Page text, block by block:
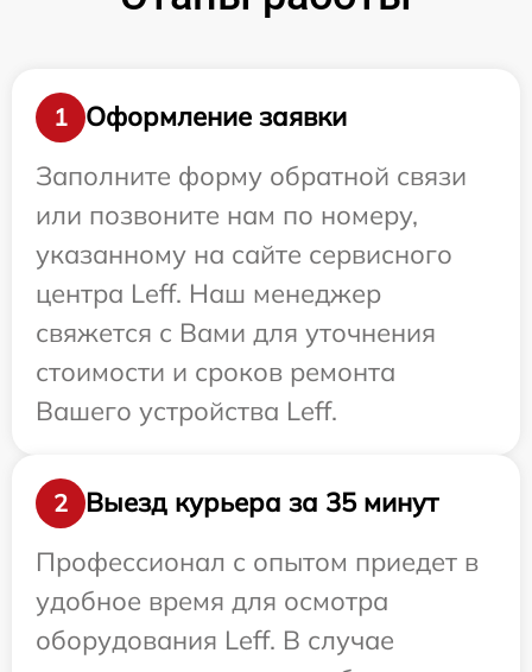
1
Оформление заявки
Заполните форму обратной связи
или позвоните нам по номеру,
указанному на сайте сервисного
центра Leff. Наш менеджер
свяжется с Вами для уточнения
стоимости и сроков ремонта
Вашего устройства Leff.
2
Выезд курьера за 35 минут
Профессионал с опытом приедет в
удобное время для осмотра
оборудования Leff. В случае